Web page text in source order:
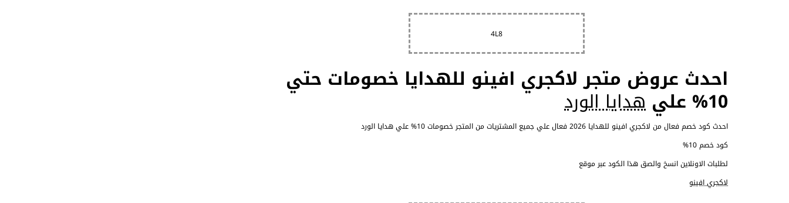
4L8
احدث عروض متجر لاكجري افينو للهدايا خصومات حتي
10% علي هدايا الورد
احدث كود خصم فعال من لاكجري افينو للهدايا 2026 فعال علي جميع المشتريات من المتجر خصومات 10% علي هدايا الورد
كود خصم 10%
لطلبات الاونلاين انسخ والصق هذا الكود عبر موقع
لاكجري افينو